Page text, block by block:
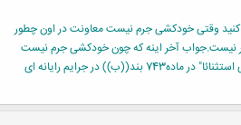
کنید وقتی خودکشی جرم نیست معاونت در اون چطور
نیست.جواب آخر اینه که چون خودکشی جرم نیست
پس معاونت در اونهم جرم نیست ولی استثنائا" در ماده743 بند((ب)) در جرایم رایانه ای